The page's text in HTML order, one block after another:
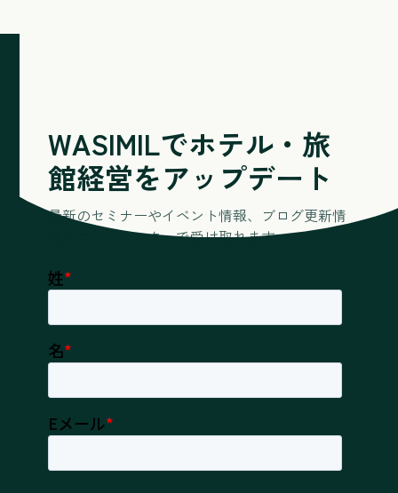
WASIMILでホテル・旅
館経営をアップデート
最新のセミナーやイベント情報、ブログ更新情
報をニュースレターで受け取れます。